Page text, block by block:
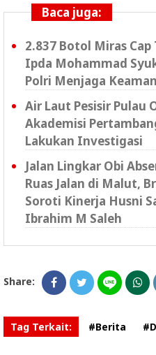
Baca juga:
2.837 Botol Miras
Ipda Mohammad
Polri Menjaga
Air Laut Pesisir Pulau
Akademisi
Lakukan Investigasi
Jalan Lingkar Obi
Ruas Jalan di Malut,
Soroti Kinerja Husni
Ibrahim M Saleh
Share:
Tag Terkait: #Berita